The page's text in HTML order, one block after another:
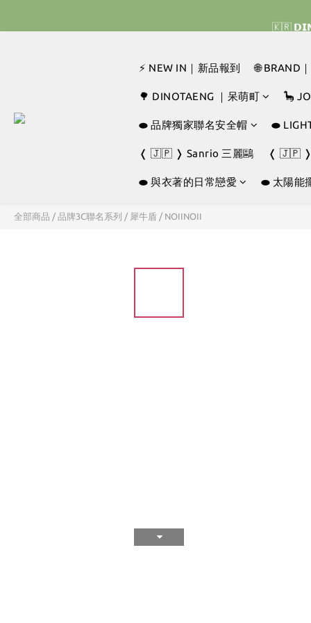
🇰🇷
⚡ NEW IN｜新品報到 🌐 BRAND
🌳 DINOTAENG ｜呆萌町 🦕
⬬ 品牌獨家聯名安全帽 ⬬
❬ 🇯🇵 ❭ Sanrio 三麗鷗 ❬ 🇯🇵 ❭
⬬ 與衣著的日常戀愛 ⬬ 太陽能
全部商品 / 品牌3C聯名系列 / 犀牛盾 / NOIINOII